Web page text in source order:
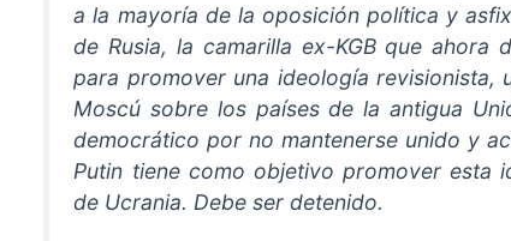
a la mayoría de la oposición política y
de Rusia, la camarilla ex-KGB que ahora
para promover una ideología revisionista,
Moscú sobre los países de la antigua
democrático por no mantenerse unido y
Putin tiene como objetivo promover esta
de Ucrania. Debe ser detenido.